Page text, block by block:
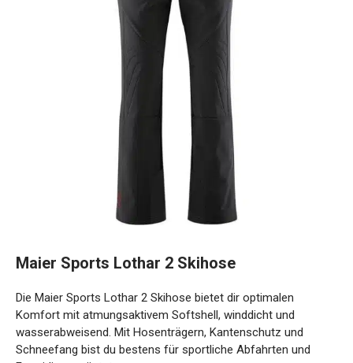
Komfort mit atmungsaktivem Softshell, winddicht und
wasserabweisend. Mit Hosenträgern, Kantenschutz und
Schneefang bist du bestens für sportliche Abfahrten und
Freeriding gerüstet.